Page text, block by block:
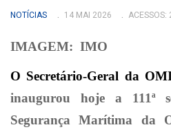
NOTÍCIAS 14 MAI 2026 ACESSOS:
IMAGEM: IMO
O Secretário-Geral da
inaugurou hoje a 111ª
Segurança Marítima da